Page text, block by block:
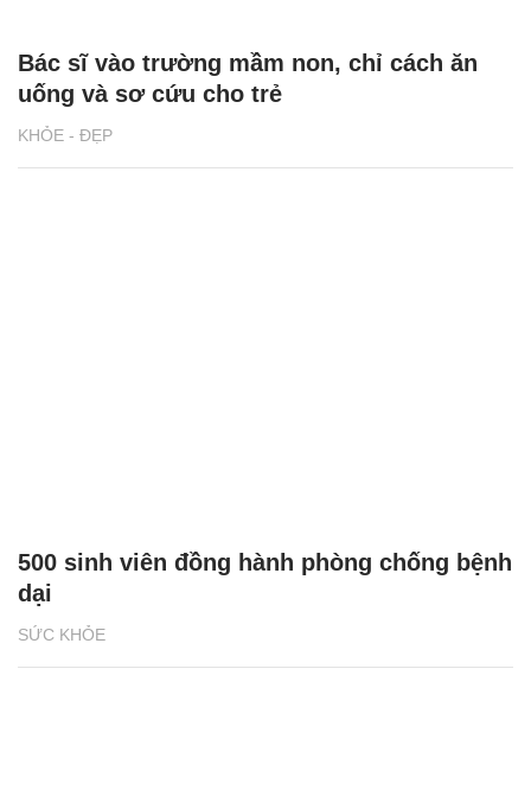
KHỎE - ĐẸP
Bác sĩ vào trường mầm non, chỉ cách ăn
uống và sơ cứu cho trẻ
SỨC KHỎE
500 sinh viên đồng hành phòng chống bệnh
dại